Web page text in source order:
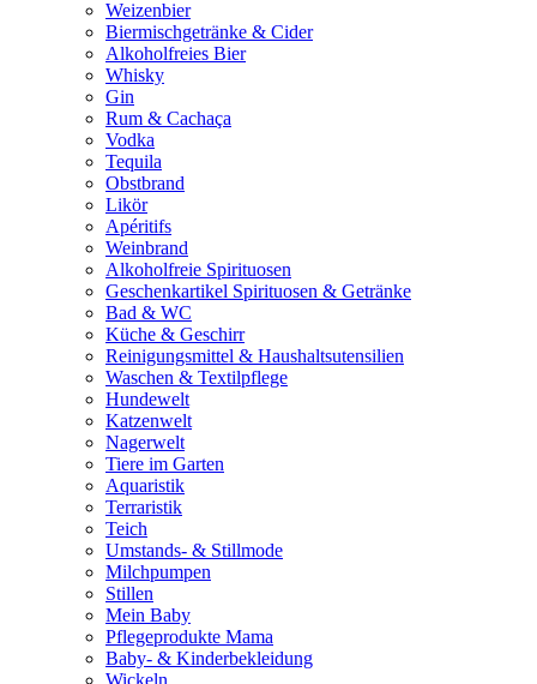
Weizenbier
Biermischgetränke & Cider
Alkoholfreies Bier
Whisky
Gin
Rum & Cachaça
Vodka
Tequila
Obstbrand
Likör
Apéritifs
Weinbrand
Alkoholfreie Spirituosen
Geschenkartikel Spirituosen & Getränke
Bad & WC
Küche & Geschirr
Reinigungsmittel & Haushaltsutensilien
Waschen & Textilpflege
Hundewelt
Katzenwelt
Nagerwelt
Tiere im Garten
Aquaristik
Terraristik
Teich
Umstands- & Stillmode
Milchpumpen
Stillen
Mein Baby
Pflegeprodukte Mama
Baby- & Kinderbekleidung
Wickeln